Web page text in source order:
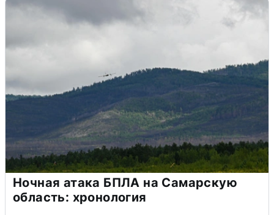
Ночная атака БПЛА на Самарскую
область: хронология